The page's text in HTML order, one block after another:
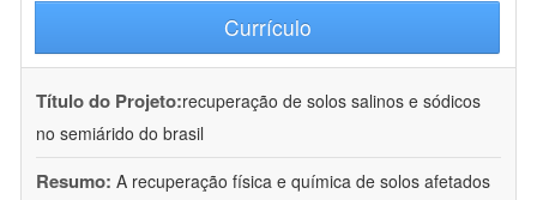
Currículo
Título do Projeto:recuperação de solos salinos e sódicos
no semiárido do brasil
Resumo: A recuperação física e química de solos afetados